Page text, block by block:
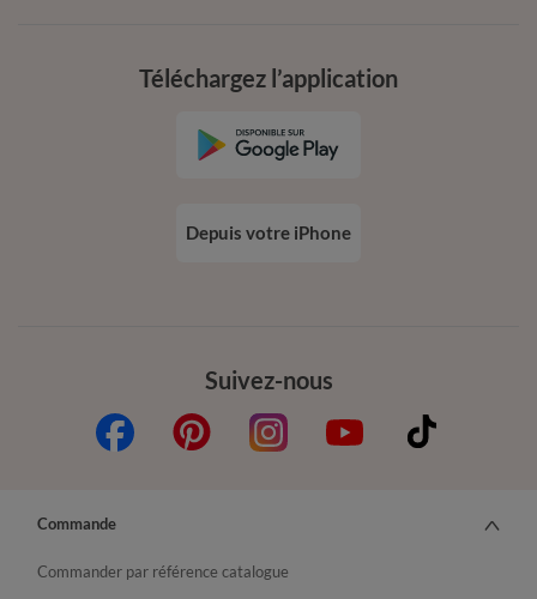
Suivez-nous
Téléchargez l’application
Depuis votre iPhone
Commande
Commander par référence catalogue